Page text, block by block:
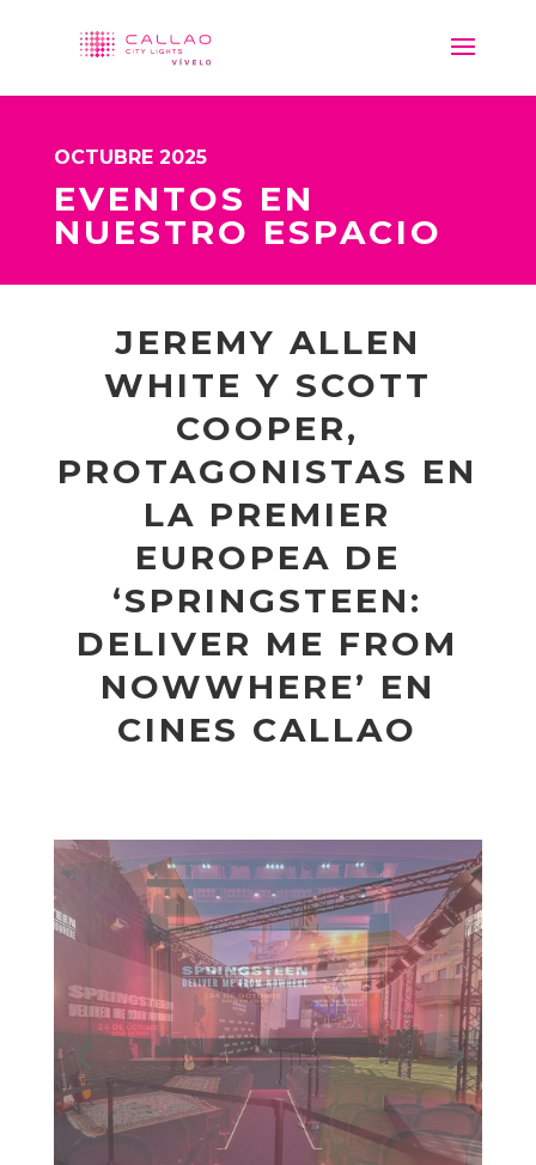
OCTUBRE 2025
EVENTOS EN
NUESTRO ESPACIO
JEREMY ALLEN
WHITE Y SCOTT
COOPER,
PROTAGONISTAS EN
LA PREMIER
EUROPEA DE
‘SPRINGSTEEN:
DELIVER ME FROM
NOWWHERE’ EN
CINES CALLAO